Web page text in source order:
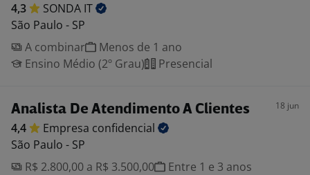
4,3 SONDA IT
São Paulo - SP
A combinar
Menos de 1 ano
Ensino Médio (2º Grau)
Presencial
Analista De Atendimento A Clientes 18 jun
4,4 Empresa confidencial
São Paulo - SP
R$ 2.800,00 a R$ 3.500,00
Entre 1 e 3 anos